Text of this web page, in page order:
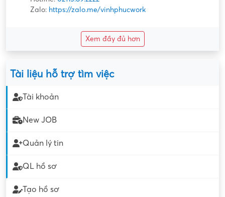
Zalo: https://zalo.me/vinhphucwork
Xem đầy đủ hơn
Tài liệu hỗ trợ tìm việc
Tài khoản
New JOB
Quản lý tin
QL hồ sơ
Tạo hồ sơ